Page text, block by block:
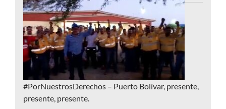
#PorNuestrosDerechos – Puerto Bolívar, presente,
presente, presente.